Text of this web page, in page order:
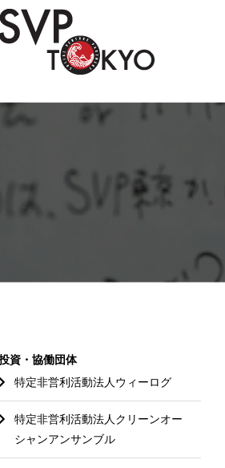
資・協働団体
特定非営利活動法人ウィーログ
特定非営利活動法人クリーンオー
シャンアンサンブル